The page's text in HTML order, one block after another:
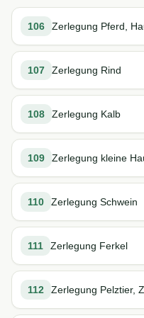
106 Zerlegung Pferd,
107 Zerlegung Rind
108 Zerlegung Kalb
109 Zerlegung kleine
110 Zerlegung Schwein
111 Zerlegung Ferkel
112 Zerlegung Pelztier,